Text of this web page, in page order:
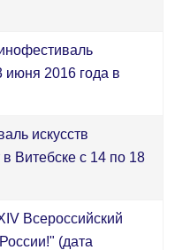
июня 2016 года в
искусств
Витебске с 14 по 18
Всероссийский
(дата